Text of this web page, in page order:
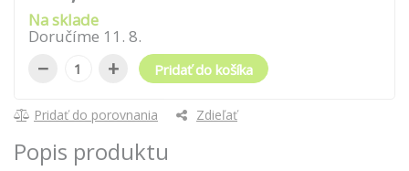
Na sklade
Doručíme 11 . 8.
− + Pridať do košíka
Pridať do porovnania Zdieľať
Popis produktu